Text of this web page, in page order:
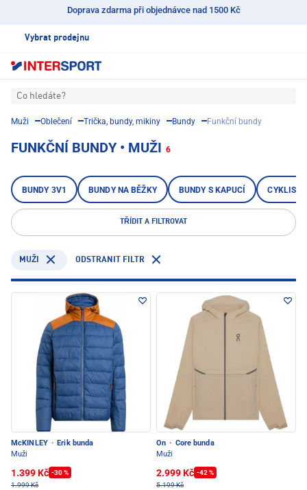
Doprava zdarma při objednávce nad 1500 Kč
Vybrat prodejnu
Co hledáte?
Muži Oblečení Trička, bundy, mikiny Bundy Funkční bundy
FUNKČNÍ BUNDY • MUŽI 6
BUNDY 3V1 BUNDY NA BĚŽKY BUNDY S KAPUCÍ
TŘÍDIT A FILTROVAT
MUŽI ODSTRANIT FILTR
McKINLEY · Erik bunda
Muži
1.399 Kč -30 %
1.999 Kč
On · Core bunda
Muži
2.999 Kč -42 %
5.199 Kč